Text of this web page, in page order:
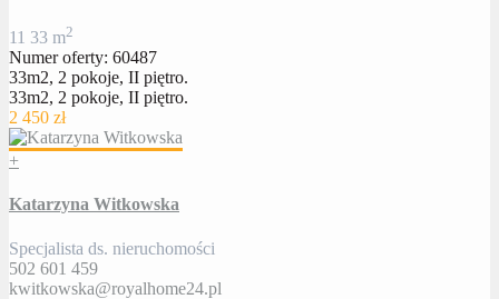
11 33 m2
Numer oferty: 60487
33m2, 2 pokoje, II piętro.
33m2, 2 pokoje, II piętro.
2 450 zł
+
Katarzyna Witkowska
Specjalista ds. nieruchomości
502 601 459
kwitkowska@royalhome24.pl